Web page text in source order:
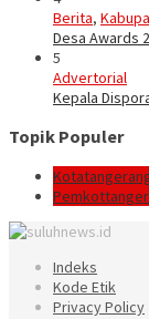
Berita,
Desa Awards
5
Advertorial
Kepala
Topik Populer
Indeks
Kode Etik
Privacy Policy